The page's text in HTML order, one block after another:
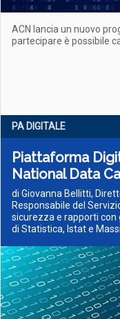
ACN lancia un nuovo
partecipare è possibile
PA DIGITALE
Piattaforma
National Data
di Giovanna Bellitti,
Responsabile del
sicurezza e rapporti con
di Statistica, Istat e